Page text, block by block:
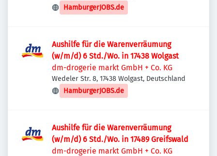
HamburgerJOBS.de
Aushilfe für die Warenverräumung
(w/m/d) 6 Std./Wo. in 17438 Wolgast
dm-drogerie markt GmbH + Co. KG
Wedeler Str. 8, 17438 Wolgast, Deutschland
HamburgerJOBS.de
Aushilfe für die Warenverräumung
(w/m/d) 6 Std./Wo. in 17489 Greifswald
dm-drogerie markt GmbH + Co. KG